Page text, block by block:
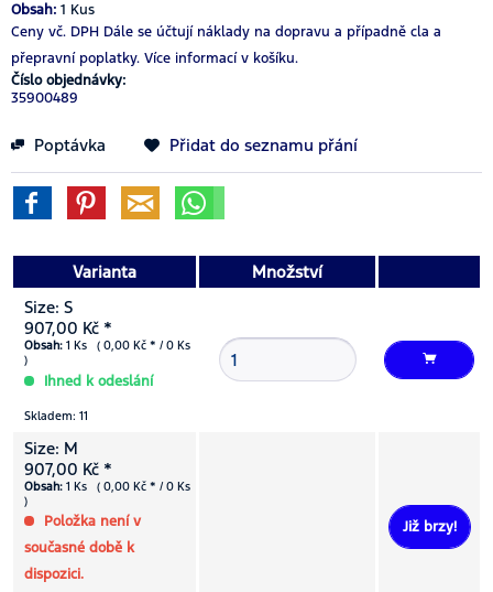
Obsah: 1 Kus
Ceny vč. DPH Dále se účtují náklady na dopravu a případně cla a
přepravní poplatky. Více informací v košíku.
Číslo objednávky:
35900489
Poptávka Přidat do seznamu přání
Varianta
Množství
Size: S
907,00 Kč *
Obsah: 1 Ks ( 0,00 Kč * / 0 Ks
)
Ihned k odeslání
Skladem: 11
Size: M
907,00 Kč *
Obsah: 1 Ks ( 0,00 Kč * / 0 Ks
)
Položka není v
současné době k
dispozici.
Již brzy!